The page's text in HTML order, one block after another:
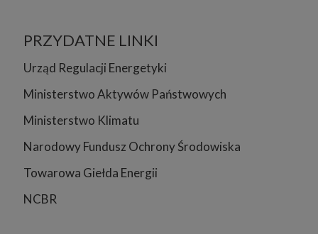
PRZYDATNE LINKI
Urząd Regulacji Energetyki
Ministerstwo Aktywów Państwowych
Ministerstwo Klimatu
Narodowy Fundusz Ochrony Środowiska
Towarowa Giełda Energii
NCBR